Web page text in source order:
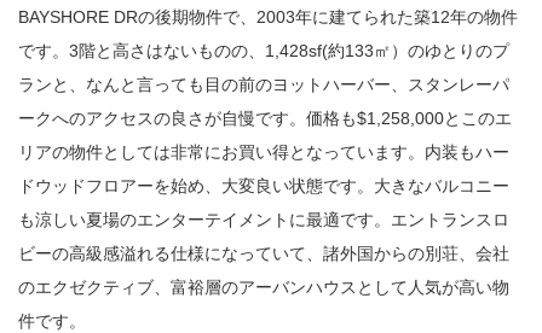
BAYSHORE DRの後期物件で、2003年に建てられた築12年の物件
です。3階と高さはないものの、1,428sf(約133㎡）のゆとりのプ
ランと、なんと言っても目の前のヨットハーバー、スタンレーパ
ークへのアクセスの良さが自慢です。価格も$1,258,000とこのエ
リアの物件としては非常にお買い得となっています。内装もハー
ドウッドフロアーを始め、大変良い状態です。大きなバルコニー
も涼しい夏場のエンターテイメントに最適です。エントランスロ
ビーの高級感溢れる仕様になっていて、諸外国からの別荘、会社
のエクゼクティブ、富裕層のアーバンハウスとして人気が高い物
件です。